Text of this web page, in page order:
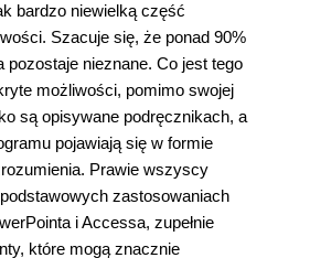
bardzo niewielką część
Szacuje się, że ponad 90%
pozostaje nieznane. Co jest tego
możliwości, pomimo swojej
są opisywane podręcznikach, a
pojawiają się w formie
Prawie wszyscy
zastosowaniach
i Accessa, zupełnie
które mogą znacznie